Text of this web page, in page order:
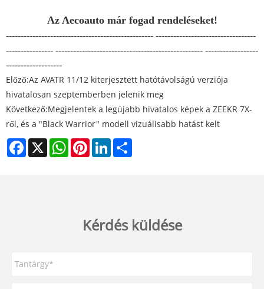
Az Aecoauto már fogad rendeléseket!
-------------------------------------------------- ----------------------------------
---------------- -------------------------------------------------- ------------------
-------------------
Előző:Az AVATR 11/12 kiterjesztett hatótávolságú verziója
hivatalosan szeptemberben jelenik meg
Következő:Megjelentek a legújabb hivatalos képek a ZEEKR 7X-
ről, és a "Black Warrior" modell vizuálisabb hatást kelt
Facebook
X WhatsAppPinterestLinkedIn
Kérdés küldése